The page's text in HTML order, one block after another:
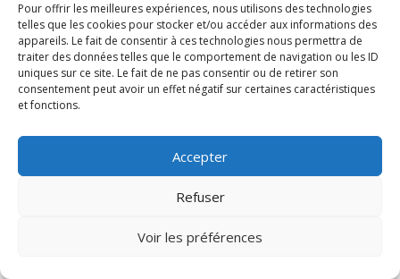
Pour offrir les meilleures expériences, nous utilisons des technologies
telles que les cookies pour stocker et/ou accéder aux informations des
appareils. Le fait de consentir à ces technologies nous permettra de
traiter des données telles que le comportement de navigation ou les ID
uniques sur ce site. Le fait de ne pas consentir ou de retirer son
consentement peut avoir un effet négatif sur certaines caractéristiques
et fonctions.
Accepter
Refuser
Voir les préférences
métropole lilloise